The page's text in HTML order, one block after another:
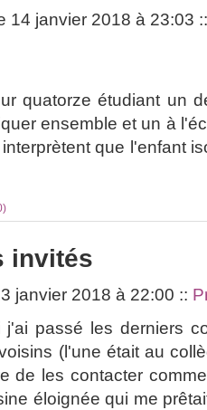
14 janvier 2018 à 23:03 ::
quatorze étudiant un
ensemble et un à
que l'enfant
invités
janvier 2018 à 22:00 ::
j'ai passé les derniers
(l'une était au
de les contacter
éloignée qui me